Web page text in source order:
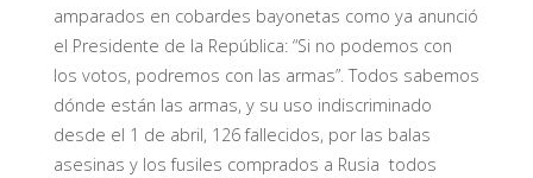
amparados en cobardes bayonetas como ya anunció
el Presidente de la República: “Si no podemos con
los votos, podremos con las armas”. Todos sabemos
dónde están las armas, y su uso indiscriminado
desde el 1 de abril, 126 fallecidos, por las balas
asesinas y los fusiles comprados a Rusia todos